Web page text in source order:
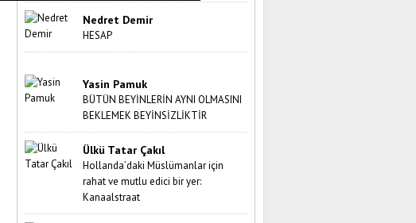
Nedret Demir
HESAP
Yasin Pamuk
BÜTÜN BEYİNLERİN AYNI OLMASINI
BEKLEMEK BEYİNSİZLİKTİR
Ülkü Tatar Çakıl
Hollanda’daki Müslümanlar için
rahat ve mutlu edici bir yer:
Kanaalstraat